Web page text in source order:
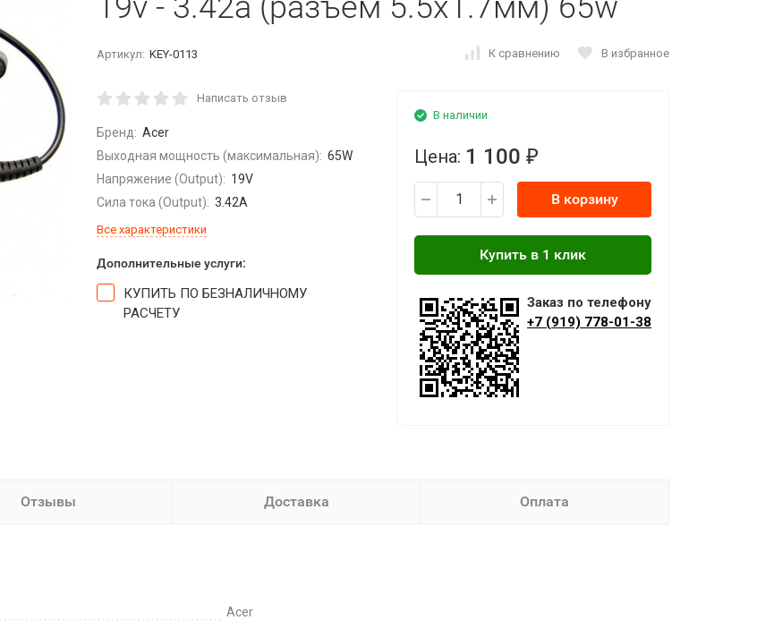
Артикул: KEY-0113 К сравнению В избранное
Написать отзыв
Бренд: Acer
Выходная мощность (максимальная): 65W
Напряжение (Output): 19V
Сила тока (Output): 3.42A
Все характеристики
Дополнительные услуги:
КУПИТЬ ПО БЕЗНАЛИЧНОМУ
РАСЧЕТУ
В наличии
Цена: 1 100 ₽
В корзину
Заказ по телефону
+7 (919) 778-01-38
Отзывы Доставка Оплата
Acer